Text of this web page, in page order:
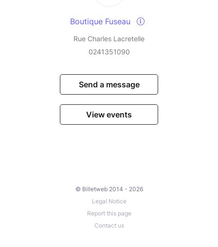
Boutique Fuseau
Rue Charles Lacretelle
0241351090
Send a message
View events
© Billetweb 2014 - 2026
Legal Notice
Report this page
Contact us